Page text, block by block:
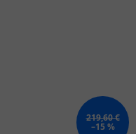
219,60 €
–15 %